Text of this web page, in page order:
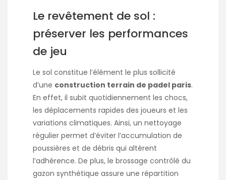
Le revêtement de sol :
préserver les performances
de jeu
Le sol constitue l’élément le plus sollicité
d’une construction terrain de padel paris.
En effet, il subit quotidiennement les chocs,
les déplacements rapides des joueurs et les
variations climatiques. Ainsi, un nettoyage
régulier permet d’éviter l’accumulation de
poussières et de débris qui altèrent
l’adhérence. De plus, le brossage contrôlé du
gazon synthétique assure une répartition